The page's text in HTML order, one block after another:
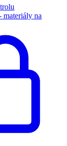
materiály na